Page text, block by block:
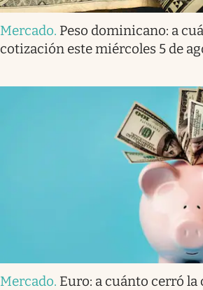
Mercado. Peso dominicano: a
cotización este miércoles 5 de
Mercado. Euro: a cuánto cerró